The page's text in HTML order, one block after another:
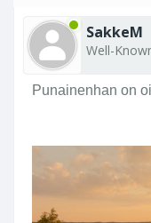
SakkeM
Well-
Punainenhan on